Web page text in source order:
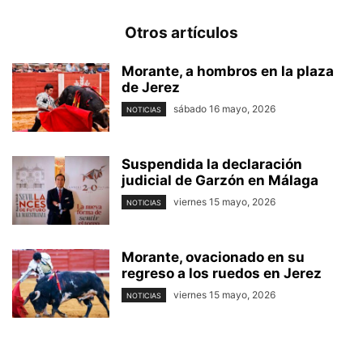
Otros artículos
Morante, a hombros en la plaza
de Jerez
NOTICIAS sábado 16 mayo, 2026
Suspendida la declaración
judicial de Garzón en Málaga
NOTICIAS viernes 15 mayo, 2026
Morante, ovacionado en su
regreso a los ruedos en Jerez
NOTICIAS viernes 15 mayo, 2026